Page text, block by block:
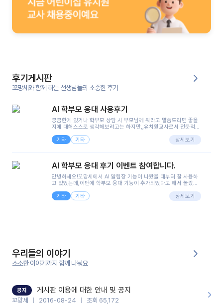
후기게시판
꼬망세와 함께 하는 선생님들의 소중한 후기
AI 학부모 응대 사용후기
궁금한게 있거나 학부모 상담 시 부모님께 뭐라고 말씀드리면 좋을
지에 대해스스로 생각해보려고는 하지만,,유치원교사로서 전문적인
려니 어려울때가...^^(저만 그런거 아니죠 ㅜㅜ)꼬망봇의 장점은 지
피티나 제미나이는 몇세이고 여자인지 남자인지 등그래도 좀 기본
정보를 제공하면서 물어봐야할 때가 있어그때마다 정보를 입력하는
으셔서 고민이 됐는데ai 학부모 응대를 써볼 수 있어서 좋았어요!앞
면..)그리고 제가 신입 때 이게 있었더라면 ㅜㅜㅜㅜ?응대 팁이 정말
좋은거 같아요지금은 그래도 아이들이 잘 이해 되지만초임 때는 정
말 어려워서 항상다른 선생님들께 도움을 요청했었거든요..ㅠ*일지
쓸 때도 좀 도움이 되는 거 같아요!
기타 기타 상세보기
AI 학부모 응대 후기 이벤트 참여합니다.
안녕하세요!꼬망세에서 AI 알림장 기능이 나왔을 때부터 잘 사용하
고 있었는데,이번에 학부모 응대 기능이 추가되었다고 해서 놀랐습
님 응대에 더 많은 부담을 느끼고 있습니다 ㅠㅠ이번에 제가 원에서
겪은 일과 학부모님께 전달드렸던 내용을 함께 보시고,저와 비슷한
을 많이 하는데,꼬망봇 덕분에 고민하는 시간을 줄이고 학부모님을
안심시킬 수 있었습니다.이 부분은 꼬망봇이 추가로 알려준 응대 tip
입니다.학부모님께 전화를 드리기 전에, 내용을 숙지하여 좀 더 전문
성 있는 교사가 되어 대화를 나눌 수 있었습니다.꼬망세 AI학부모 응
기능을 개발해 주셔서 감사합니다.
기타 기타 상세보기
우리들의 이야기
소소한 이야기까지 함께 나눠요
공지 게시판 이용에 대한 안내 및 공지
꼬망세 2016-08-24 조회 65,172